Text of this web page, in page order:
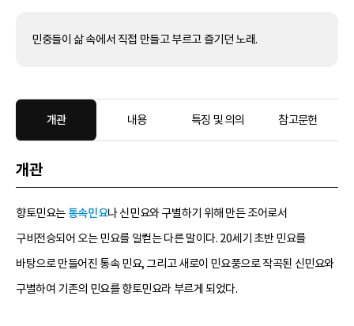
민중들이 삶 속에서 직접 만들고 부르고 즐기던 노래.
개관 내용 특징 및 의의 참고문헌
개관
향토민요는 통속민요나 신민요와 구별하기 위해 만든 조어로서
구비전승되어 오는 민요를 일컫는 다른 말이다. 20세기 초반 민요를
바탕으로 만들어진 통속 민요, 그리고 새로이 민요풍으로 작곡된 신민요와
구별하여 기존의 민요를 향토민요라 부르게 되었다.